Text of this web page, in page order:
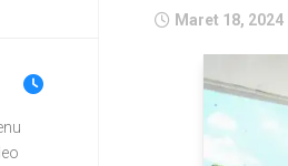
Maret 18, 2024